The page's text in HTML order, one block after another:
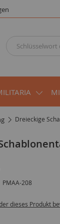
Dreieckige
PMAA-208
dieses Produkt